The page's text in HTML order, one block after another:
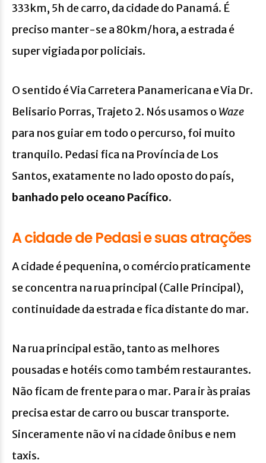
333km, 5h de carro, da cidade do Panamá. É
preciso manter-se a 80km/hora, a estrada é
super vigiada por policiais.
O sentido é Via Carretera Panamericana e Via Dr.
Belisario Porras, Trajeto 2. Nós usamos o Waze
para nos guiar em todo o percurso, foi muito
tranquilo. Pedasi fica na Província de Los
Santos, exatamente no lado oposto do país,
banhado pelo oceano Pacífico.
A cidade de Pedasi e suas atrações
A cidade é pequenina, o comércio praticamente
se concentra na rua principal (Calle Principal),
continuidade da estrada e fica distante do mar.
Na rua principal estão, tanto as melhores
pousadas e hotéis como também restaurantes.
Não ficam de frente para o mar. Para ir às praias
precisa estar de carro ou buscar transporte.
Sinceramente não vi na cidade ônibus e nem
taxis.